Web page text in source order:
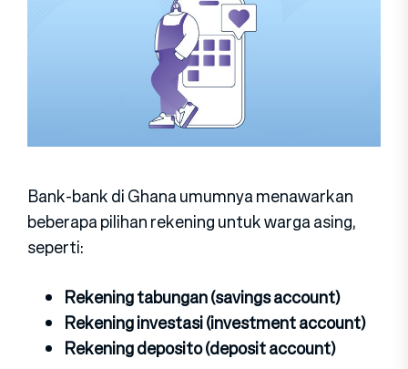
Bank-bank di Ghana umumnya menawarkan
beberapa pilihan rekening untuk warga asing,
seperti:
Rekening tabungan (savings account)
Rekening investasi (investment account)
Rekening deposito (deposit account)